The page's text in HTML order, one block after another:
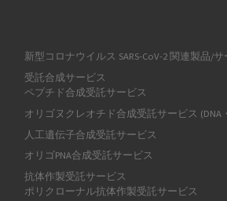
新型コロナウイルス SARS-CoV-2 関連製品/サ
受託合成サービス
ペプチド合成受託サービス
オリゴヌクレオチド合成受託サービス (DNA
人工遺伝子合成受託サービス
オリゴPNA合成受託サービス
抗体作製受託サービス
ポリクローナル抗体作製受託サービス